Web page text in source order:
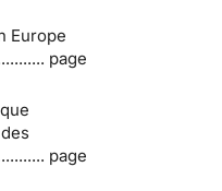
Europe
page
page